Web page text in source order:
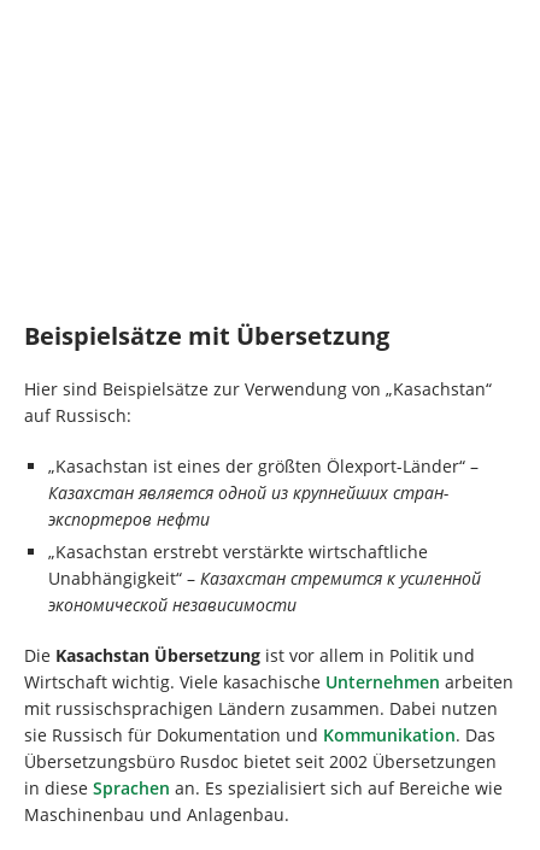
Beispielsätze mit Übersetzung
Hier sind Beispielsätze zur Verwendung von „Kasachstan“
auf Russisch:
„Kasachstan ist eines der größten Ölexport-Länder“ –
Казахстан является одной из крупнейших стран-
экспортеров нефти
„Kasachstan erstrebt verstärkte wirtschaftliche
Unabhängigkeit“ – Казахстан стремится к усиленной
экономической независимости
Die Kasachstan Übersetzung ist vor allem in Politik und
Wirtschaft wichtig. Viele kasachische Unternehmen arbeiten
mit russischsprachigen Ländern zusammen. Dabei nutzen
sie Russisch für Dokumentation und Kommunikation. Das
Übersetzungsbüro Rusdoc bietet seit 2002 Übersetzungen
in diese Sprachen an. Es spezialisiert sich auf Bereiche wie
Maschinenbau und Anlagenbau.